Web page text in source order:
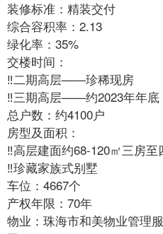
装修标准：精装交付
综合容积率：2.13
绿化率：35%
交楼时间：
‼二期高层——珍稀现房
‼三期高层——约2023年年底
总户数：约4100户
房型及面积：
‼高层建面约68-120㎡三房至
‼珍藏家族式别墅
车位：4667个
产权年限：70年
物业：珠海市和美物业管理